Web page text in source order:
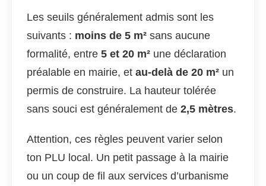
Les seuils généralement admis sont les
suivants : moins de 5 m² sans aucune
formalité, entre 5 et 20 m² une déclaration
préalable en mairie, et au-delà de 20 m² un
permis de construire. La hauteur tolérée
sans souci est généralement de 2,5 mètres.
Attention, ces règles peuvent varier selon
ton PLU local. Un petit passage à la mairie
ou un coup de fil aux services d’urbanisme